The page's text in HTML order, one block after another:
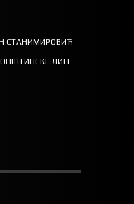
СТАНИМИРОВИЋ
ЛИГЕ